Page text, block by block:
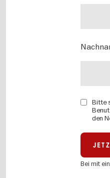
Bitte
den
Bei mit